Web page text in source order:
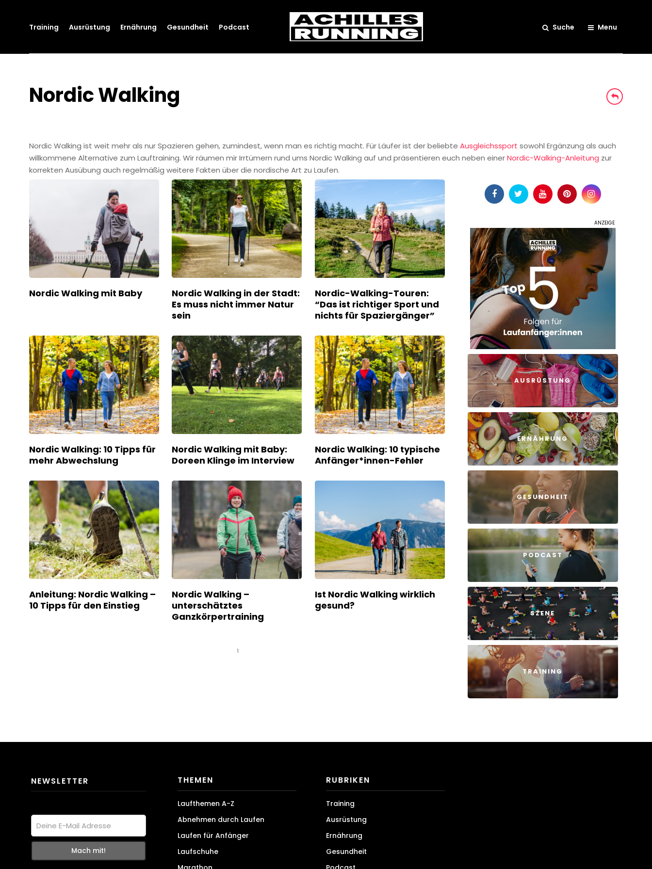
Training Ausrüstung Ernährung Gesundheit Podcast Suche Menu
Nordic Walking
Nordic Walking ist weit mehr als nur Spazieren gehen, zumindest, wenn man es richtig macht. Für Läufer ist der beliebte Ausgleichssport sowohl Ergänzung als auch
willkommene Alternative zum Lauftraining. Wir räumen mir Irrtümern rund ums Nordic Walking auf und präsentieren euch neben einerNordic-Walking-Anleitung zur
korrekten Ausübung auch regelmäßig weitere Fakten über die nordische Art zu Laufen.
Nordic Walking mit Baby
Nordic Walking in der Stadt:
Es muss nicht immer Natur
sein
Nordic-Walking-Touren:
“Das ist richtiger Sport und
nichts für Spaziergänger”
Nordic Walking: 10 Tipps für
mehr Abwechslung
Nordic Walking mit Baby:
Doreen Klinge im Interview
Nordic Walking: 10 typische
Anfänger*innen-Fehler
Anleitung: Nordic Walking –
10 Tipps für den Einstieg
Nordic Walking –
unterschätztes
Ganzkörpertraining
Ist Nordic Walking wirklich
gesund?
1
AUSRÜSTUNG
ERNÄHRUNG
GESUNDHEIT
PODCAST
SZENE
TRAINING
NEWSLETTER THEMEN
Laufthemen A-Z
Abnehmen durch Laufen
Laufen für Anfänger
Laufschuhe
RUBRIKEN
Training
Ausrüstung
Ernährung
Gesundheit